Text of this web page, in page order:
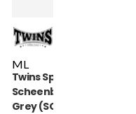
ML
Twins Special
Scheenbeschermers
Grey (SGL 7 GREY)